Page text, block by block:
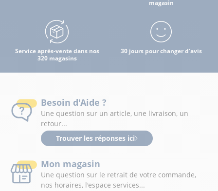
magasin
Service après-vente dans nos
320 magasins
30 jours pour changer d'avis
Besoin d'Aide ?
Une question sur un article, une livraison, un
retour...
Trouver les réponses ici
Mon magasin
Une question sur le retrait de votre commande,
nos horaires, l'espace services...